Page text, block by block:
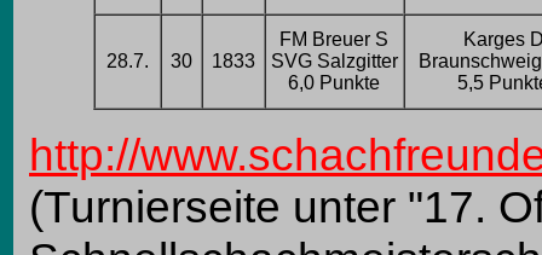
28.7. 30X 1833X
FM Breuer S
SVG Salzgitter
6,0 Punkte
Karges
5,5
http://
(Turnierseite unter "17.